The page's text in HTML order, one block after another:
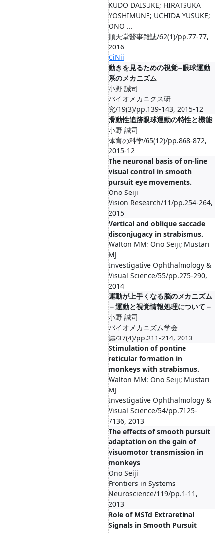
KUDO DAISUKE; HIRATSUKA
YOSHIMUNE; UCHIDA YUSUKE;
ONO ...
順天堂醫事雑誌/62(1)/pp.77-77,
2016
CiNii
動きを見るための視覚−眼球運動
系のメカニズム
小野 誠司
バイオメカニクス研
究/19(3)/pp.139-143, 2015-12
滑動性追跡眼球運動の特性と機能
小野 誠司
体育の科学/65(12)/pp.868-872,
2015-12
The neuronal basis of on-line
visual control in smooth
pursuit eye movements.
Ono Seiji
Vision Research/11/pp.254-264,
2015
Vertical and oblique saccade
disconjugacy in strabismus.
Walton MM; Ono Seiji; Mustari
MJ
Investigative Ophthalmology &
Visual Science/55/pp.275-290,
2014
運動が上手くなる脳のメカニズム
－運動と視覚情報処理について－
小野 誠司
バイオメカニズム学会
誌/37(4)/pp.211-214, 2013
Stimulation of pontine
reticular formation in
monkeys with strabismus.
Walton MM; Ono Seiji; Mustari
MJ
Investigative Ophthalmology &
Visual Science/54/pp.7125-
7136, 2013
The effects of smooth pursuit
adaptation on the gain of
visuomotor transmission in
monkeys
Ono Seiji
Frontiers in Systems
Neuroscience/119/pp.1-11,
2013
Role of MSTd Extraretinal
Signals in Smooth Pursuit